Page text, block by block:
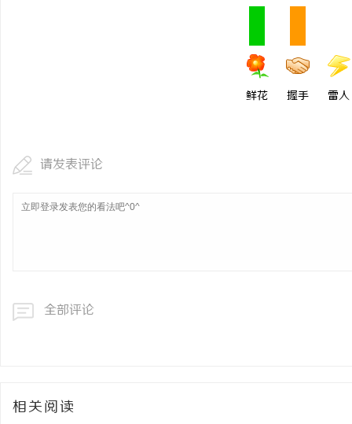
鲜花 握手 雷人
请发表评论
全部评论
相关阅读